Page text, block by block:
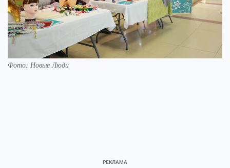
Фото: Новые Люди